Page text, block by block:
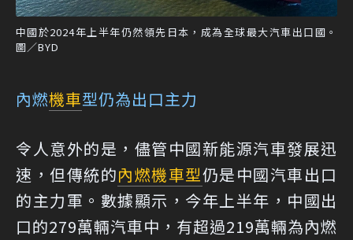
中國於2024年上半年仍然領先日本，成為全球最大汽車出口國。
圖／BYD
內燃機車型仍為出口主力
令人意外的是，儘管中國新能源汽車發展迅
速，但傳統的內燃機車型仍是中國汽車出口
的主力軍。數據顯示，今年上半年，中國出
口的279萬輛汽車中，有超過219萬輛為內燃